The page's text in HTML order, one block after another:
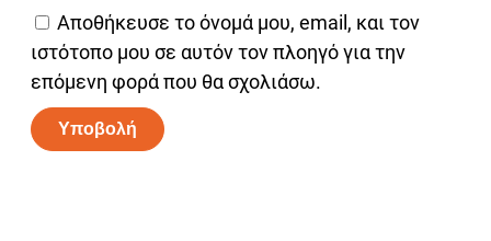
Αποθήκευσε το όνομά μου, email, και τον
ιστότοπο μου σε αυτόν τον πλοηγό για την
επόμενη φορά που θα σχολιάσω.